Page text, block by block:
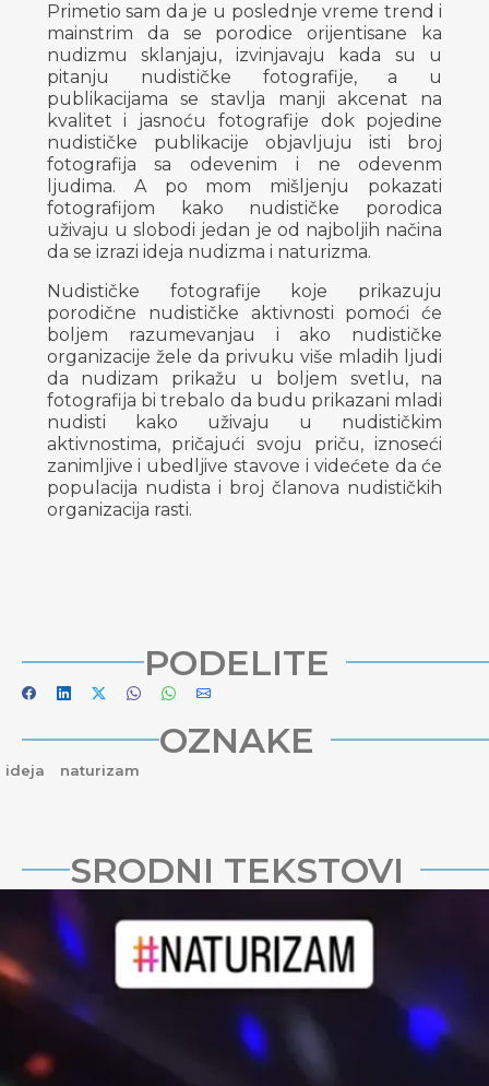
Primetio sam da je u poslednje vreme trend i
mainstrim da se porodice orijentisane ka
nudizmu sklanjaju, izvinjavaju kada su u
pitanju nudističke fotografije, a u
publikacijama se stavlja manji akcenat na
kvalitet i jasnoću fotografije dok pojedine
nudističke publikacije objavljuju isti broj
fotografija sa odevenim i ne odevenm
ljudima. A po mom mišljenju pokazati
fotografijom kako nudističke porodica
uživaju u slobodi jedan je od najboljih načina
da se izrazi ideja nudizma i naturizma.
Nudističke fotografije koje prikazuju
porodične nudističke aktivnosti pomoći će
boljem razumevanjau i ako nudističke
organizacije žele da privuku više mladih ljudi
da nudizam prikažu u boljem svetlu, na
fotografija bi trebalo da budu prikazani mladi
nudisti kako uživaju u nudističkim
aktivnostima, pričajući svoju priču, iznoseći
zanimljive i ubedljive stavove i videćete da će
populacija nudista i broj članova nudističkih
organizacija rasti.
PODELITE
OZNAKE
ideja naturizam
SRODNI TEKSTOVI